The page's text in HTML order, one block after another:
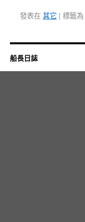
發表在其它 | 標籤為
船長日誌